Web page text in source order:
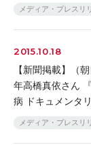
メディア・プレスリ
2015.10.18
【新聞掲載】（
年高橋真依さん
病 ドキュメンタ
メディア・プレスリ